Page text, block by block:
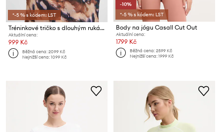
*-5 % s kódem: LST
Tréninkové tričko s dlouhým rukávem Casall Space
Aktuální cena:
999 Kč
Běžná cena:2099 Kč
Nejnižší cena:1099 Kč
-10%
*-5 % s kódem: LST
Body na jógu Casall Cut Out
Aktuální cena:
1799 Kč
Běžná cena:2599 Kč
Nejnižší cena:1999 Kč